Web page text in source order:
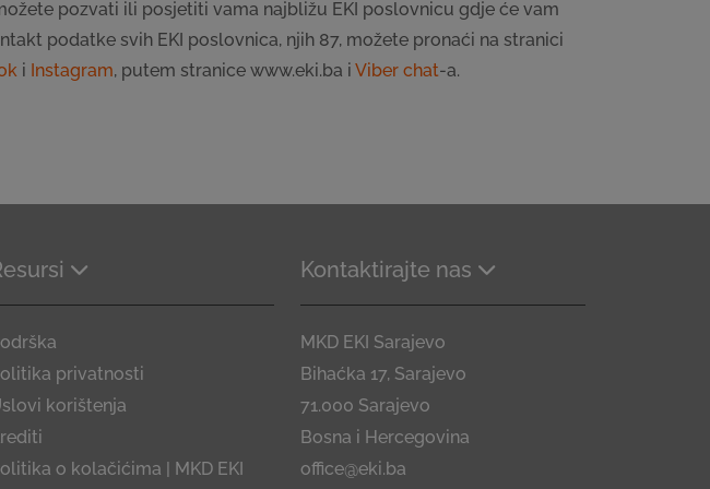
pozvati ili posjetiti vama najbližu EKI poslovnicu gdje će vam
podatke svih EKI poslovnica, njih 87, možete pronaći na stranici
i Instagram, putem stranice www.eki.ba i Viber chat-a.
privatnosti
korištenja
o kolačićima | MKD EKI
Kontaktirajte nas
MKD EKI Sarajevo
Bihaćka 17, Sarajevo
71.000 Sarajevo
Bosna i Hercegovina
office@eki.ba